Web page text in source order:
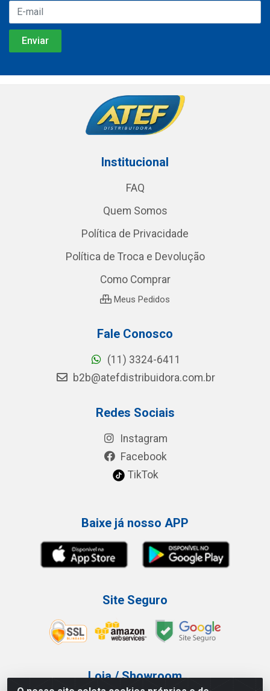
Institucional
FAQ
Quem Somos
Política de Privacidade
Política de Troca e Devolução
Como Comprar
Meus Pedidos
Fale Conosco
(11) 3324-6411
b2b@atefdistribuidora.com.br
Redes Sociais
Instagram
Facebook
TikTok
Baixe já nosso APP
Site Seguro
Loja / Showroom